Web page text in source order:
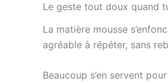
Le geste tout doux quand
La matière mousse
agréable à répéter, sans
Beaucoup s’en servent